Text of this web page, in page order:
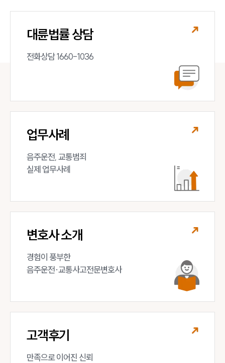
대륜법률 상담
전화상담 1660-1036
업무사례
음주운전, 교통범죄
실제 업무사례
변호사 소개
경험이 풍부한
음주운전·교통사고전문변호사
고객후기
만족으로 이어진 신뢰